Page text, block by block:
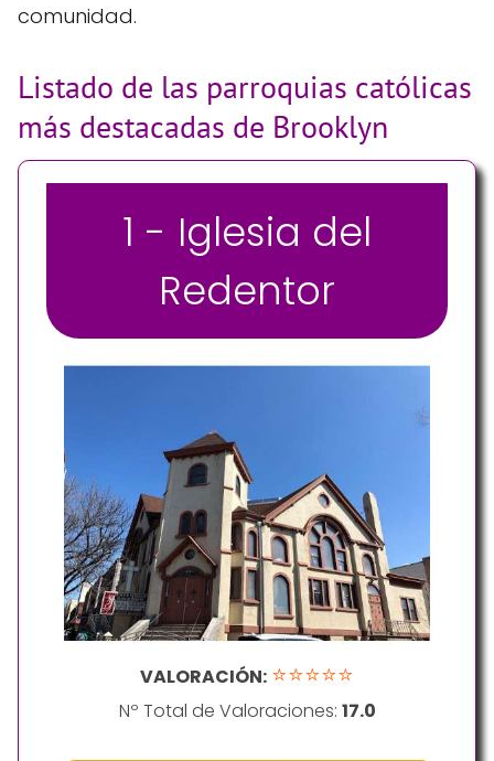
comunidad.
Listado de las parroquias católicas
más destacadas de Brooklyn
1 - Iglesia del
Redentor
VALORACIÓN: ⭐⭐⭐⭐⭐
Nº Total de Valoraciones: 17.0